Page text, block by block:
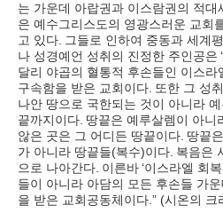
는 가운데 아랍권과 이스람권의 적대
은 예수그리스도의 영광스러운 교회
고 있다 그들로 인하여 중동과 세계
나 성경예언 성취의 진정한 주인공은 ‘
달리 야곱의 혈통적 후손들인 이스
구속함을 받은 교회이다 또한 그 성
나안 땅으로 국한되는 것이 아니라
끝까지이다 땅끝은 예루살렘이 아니
않은 곳은 그 어디든 땅끝이다 땅끝
가 아니라 땅끝들(복수)이다 복음은
으로 나아간다 이른바‘이스라엘 회복
들이 아니라 아담의 모든 후손들 가
을 받은 교회공동체이다 .” (시온의 크